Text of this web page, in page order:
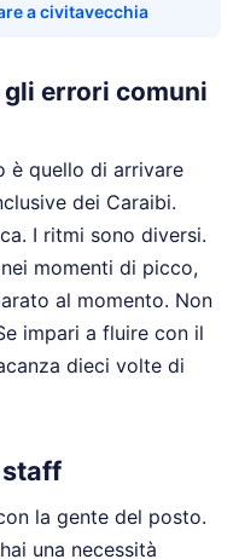
a civitavecchia
errori comuni
è quello di arrivare
dei Caraibi.
I ritmi sono diversi.
momenti di picco,
al momento. Non
impari a fluire con il
dieci volte di
staff
la gente del posto.
una necessità